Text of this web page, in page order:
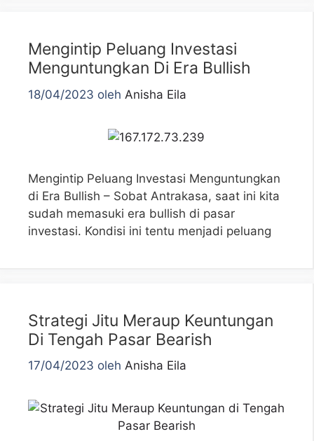
Mengintip Peluang Investasi
Menguntungkan Di Era Bullish
18/04/2023 oleh Anisha Eila
Mengintip Peluang Investasi Menguntungkan
di Era Bullish – Sobat Antrakasa, saat ini kita
sudah memasuki era bullish di pasar
investasi. Kondisi ini tentu menjadi peluang
Strategi Jitu Meraup Keuntungan
Di Tengah Pasar Bearish
17/04/2023 oleh Anisha Eila